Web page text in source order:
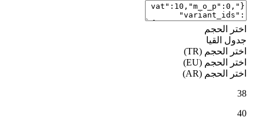
اختر الحجم
جدول القيا
اختر الحجم (TR)
اختر الحجم (EU)
اختر الحجم (AR)
38
40